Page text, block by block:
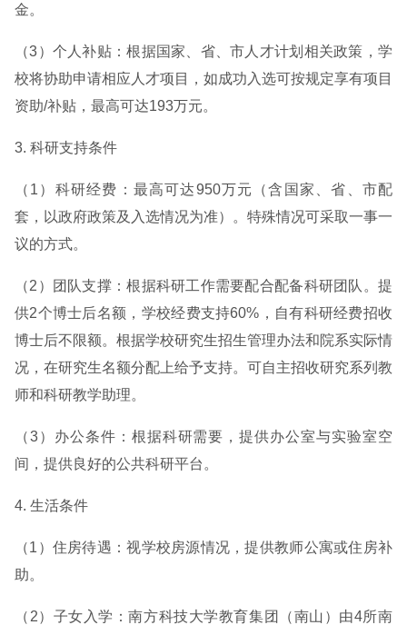
金。
（3）个人补贴：根据国家、省、市人才计划相关政策，学
校将协助申请相应人才项目，如成功入选可按规定享有项目
资助/补贴，最高可达193万元。
3. 科研支持条件
（1）科研经费：最高可达950万元（含国家、省、市配
套，以政府政策及入选情况为准）。特殊情况可采取一事一
议的方式。
（2）团队支撑：根据科研工作需要配合配备科研团队。提
供2个博士后名额，学校经费支持60%，自有科研经费招收
博士后不限额。根据学校研究生招生管理办法和院系实际情
况，在研究生名额分配上给予支持。可自主招收研究系列教
师和科研教学助理。
（3）办公条件：根据科研需要，提供办公室与实验室空
间，提供良好的公共科研平台。
4. 生活条件
（1）住房待遇：视学校房源情况，提供教师公寓或住房补
助。
（2）子女入学：南方科技大学教育集团（南山）由4所南